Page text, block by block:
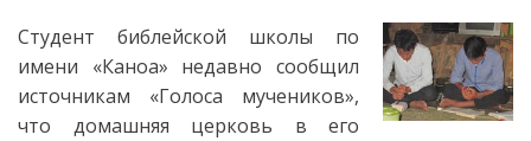
Студент библейской школы по
имени «Каноа» недавно сообщил
источникам «Голоса мучеников»,
что домашняя церковь в его